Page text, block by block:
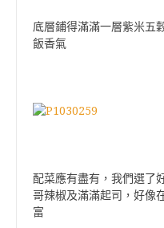
底層鋪得滿滿一層紫米五
飯香氣
配菜應有盡有，我們選了
哥辣椒及滿滿起司，好像
富